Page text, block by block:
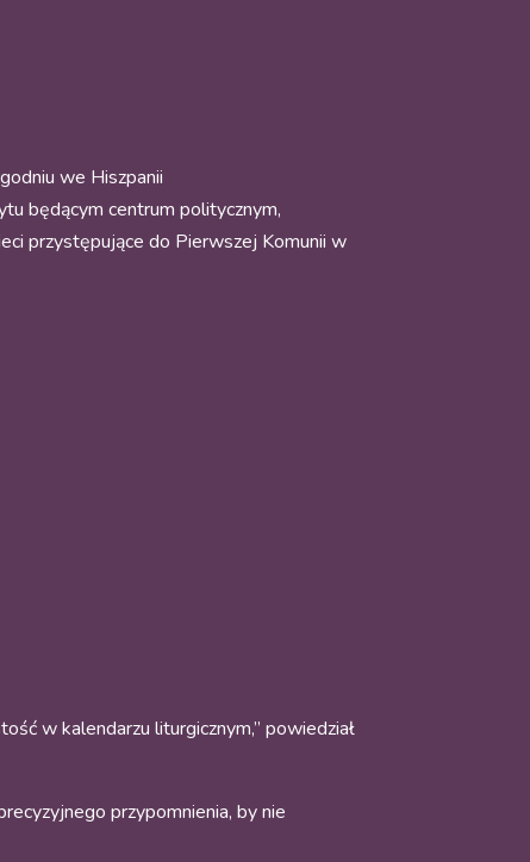
we Hiszpanii
będącym centrum politycznym,
przystępujące do Pierwszej Komunii w
w kalendarzu liturgicznym,” powiedział
przypomnienia, by nie